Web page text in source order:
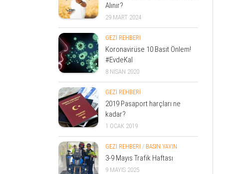
Alınır?
29 MART 2024
GEZİ REHBERİ
Koronavirüse 10 Basit Önlem!
#EvdeKal
8 NISAN 2020
GEZİ REHBERİ
2019 Pasaport harçları ne
kadar?
1 OCAK 2019
GEZİ REHBERİ / BASIN YAYIN
3-9 Mayıs Trafik Haftası
9 MAYIS 2025